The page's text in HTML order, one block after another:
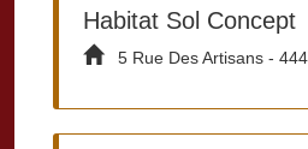
Habitat Sol Concept
5 Rue Des Artisans -